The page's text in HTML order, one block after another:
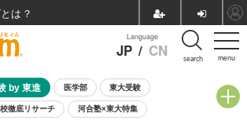
menu
Language
JP / CN search
by 東進 医学部 東大受験
徹底リサーチ 河合塾×東大特集